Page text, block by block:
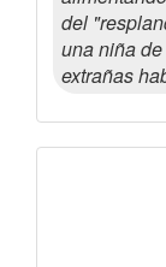
del
una niña
extrañas